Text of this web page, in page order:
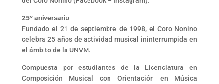
25º aniversario
Fundado el 21 de septiembre de 1998, el Coro Nonino
celebra 25 años de actividad musical ininterrumpida en
el ámbito de la UNVM.
Compuesta por estudiantes de la Licenciatura en
Composición Musical con Orientación en Música